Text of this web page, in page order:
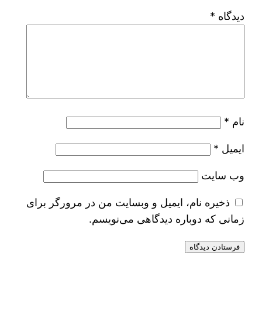
دیدگاه *
نام *
ایمیل *
وب‌ سایت
ذخیره نام، ایمیل و وبسایت من در مرورگر برای
زمانی که دوباره دیدگاهی می‌نویسم.